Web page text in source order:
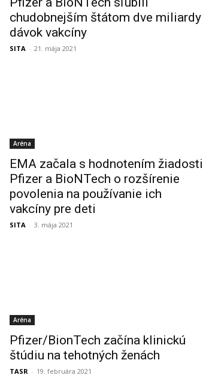
chudobnejším štátom dve miliardy
dávok vakcíny
SITA - 21. mája 2021
Aréna
EMA začala s hodnotením žiadosti
Pfizer a BioNTech o rozšírenie
povolenia na používanie ich
vakcíny pre deti
SITA - 3. mája 2021
Aréna
Pfizer/BionTech začína klinickú
štúdiu na tehotných ženách
TASR - 19. februára 2021